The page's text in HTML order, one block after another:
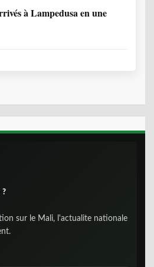
à Lampedusa en une
?
sur le Mali, l'actualite nationale